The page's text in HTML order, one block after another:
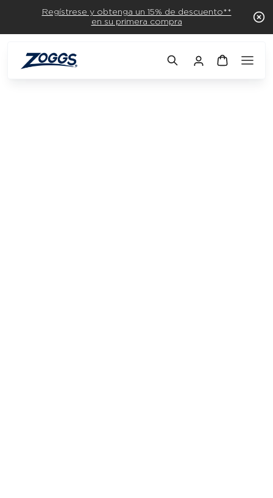
Regístrese y obtenga un 15% de descuento**
en su primera compra